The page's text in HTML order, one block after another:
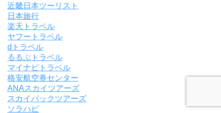
近畿日本ツーリスト
日本旅行
楽天トラベル
ヤフートラベル
dトラベル
るるぶトラベル
マイナビトラベル
格安航空券センター
ANAスカイツアーズ
スカイパックツアーズ
ソラハピ